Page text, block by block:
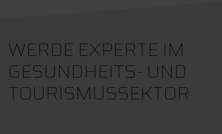
WERDE EXPERTE IM
GESUNDHEITS- UND
TOURISMUSSEKTOR